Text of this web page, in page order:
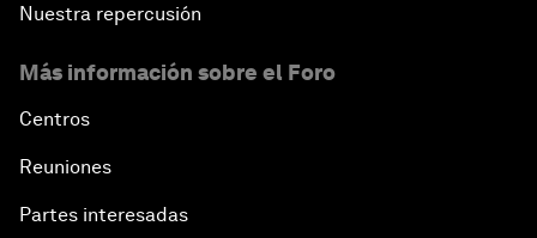
Nuestra repercusión
Más información sobre el Foro
Centros
Reuniones
Partes interesadas